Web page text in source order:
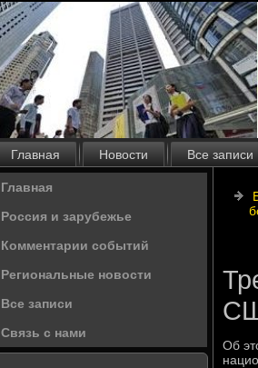
Главная Новости Все записи
Главная
Россия и зарубежье
Комментарии событий
Региональные новости
Все записи
Связь с нами
Об